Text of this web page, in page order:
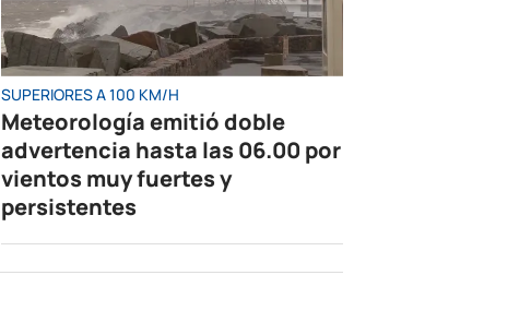
SUPERIORES A 100 KM/H
Meteorología emitió doble
advertencia hasta las 06.00 por
vientos muy fuertes y
persistentes